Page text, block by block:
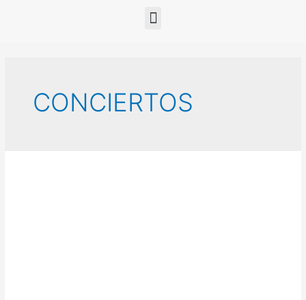
CONCIERTOS